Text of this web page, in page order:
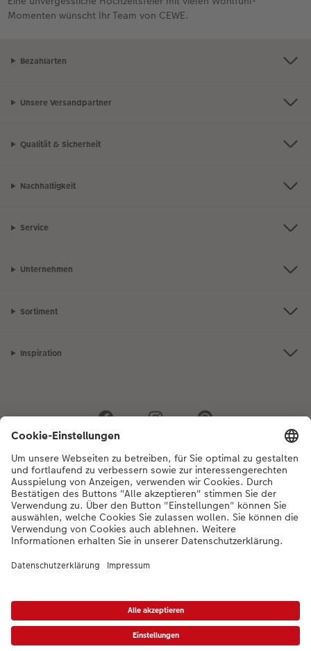
Momenten wünscht Ihr Team von CEWE.
Bezahlarten
Unsere Versandpartner
Qualität & Sicherheit
Nachhaltigkeit
Service
Unternehmen
Sortiment
Inspiration
Bei Fragen zu Produkten oder der Bestellung können Sie uns gerne von
Montag bis Samstag von 8:00 – 20:00 Uhr und Sonntag von 10:00 –
20:00 Uhr (gesetzliche Feiertage ausgenommen) unter der
Telefonnummer044 499 01 21kontaktieren.
DE| FR|IT
PreislisteDas abgebildete Produkt hat ggfs. einen höheren Preis.
Datenschutz|Impressum